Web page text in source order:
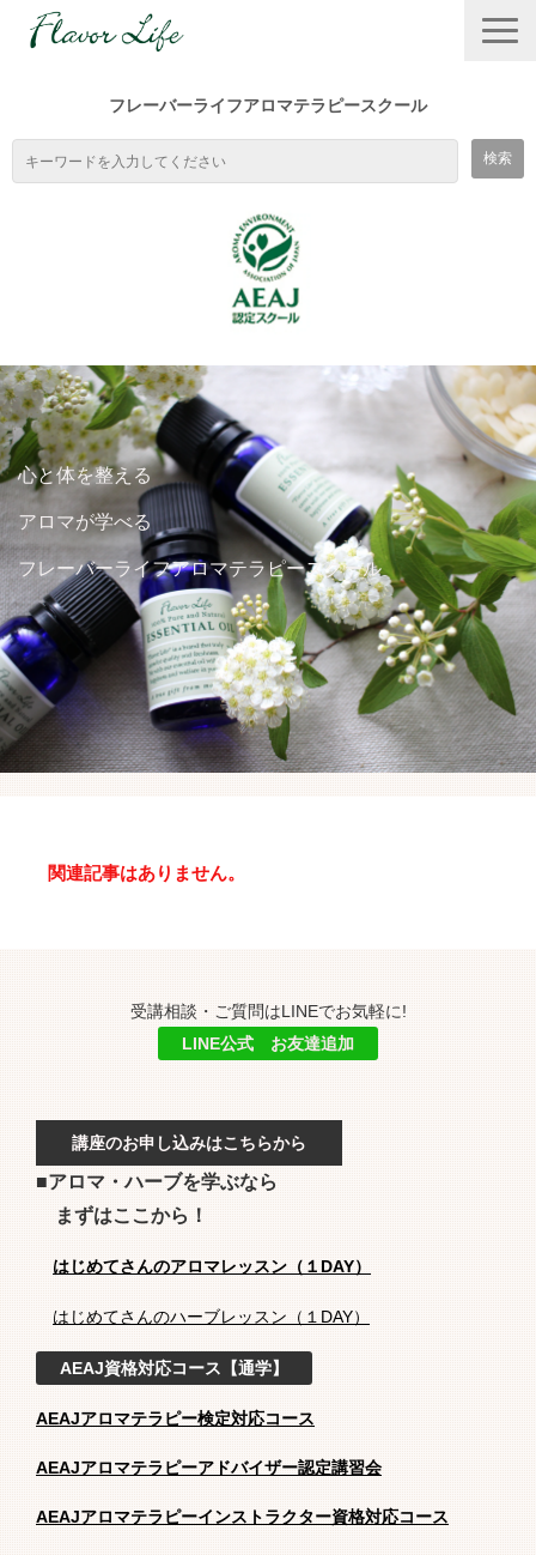
フレーバーライフアロマテラピースクール
スクールの特徴
１DAYワークショップ
アロマを学ぶ
ハーブを学ぶ
講座スケジュール
受講生の方へ
アクセス
心と体を整える
アロマが学べる
フレーバーライフアロマテラピースクール
関連記事はありません。
受講相談・ご質問はLINEでお気軽に!
LINE公式 お友達追加
講座のお申し込みはこちらから
■アロマ・ハーブを学ぶなら
まずはここから！
はじめてさんのアロマレッスン（１DAY）
はじめてさんのハーブレッスン（１DAY）
AEAJ資格対応コース【通学】
AEAJアロマテラピー検定対応コース
AEAJアロマテラピーアドバイザー認定講習会
AEAJアロマテラピーインストラクター資格対応コース